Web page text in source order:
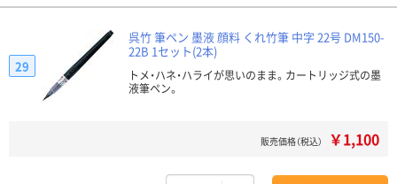
呉竹 筆ペン 墨液 顔料 くれ竹筆 中字 22号 DM150-
22B 1セット(2本)
トメ・ハネ・ハライが思いのまま。カートリッジ式の墨
液筆ペン。
29
販売価格（税込） ￥1,100